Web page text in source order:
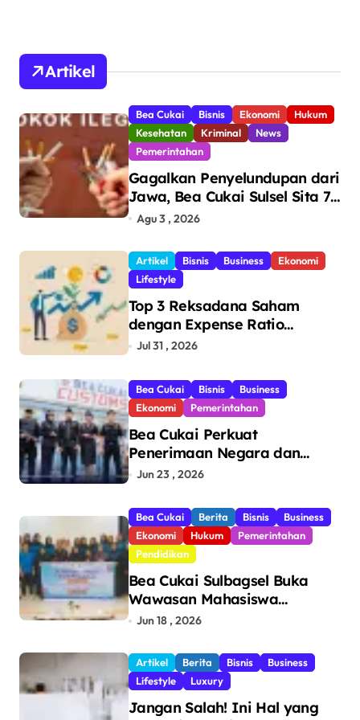
Artikel
Bea Cukai Bisnis Ekonomi
Hukum
Kesehatan
Kriminal
News
Pemerintahan
Gagalkan Penyelundupan dari
Jawa, Bea Cukai Sulsel Sita 7,8
Juta Batang Rokok Ilegal
Makassar
Agu 3 , 2026
Artikel Bisnis Business
Ekonomi
Lifestyle
Top 3 Reksadana Saham
dengan Expense Ratio
Terendah
Jul 31 , 2026
Bea Cukai Bisnis
Business
Ekonomi
Pemerintahan
Bea Cukai Perkuat
Penerimaan Negara dan
Pengawasan, Setor Rp123,8
Jun 23 , 2026
Bea Cukai Berita Bisnis
Business
Ekonomi
Hukum
Pemerintahan
Pendidikan
Bea Cukai Sulbagsel Buka
Wawasan Mahasiswa
Politeknik Bosowa tentang
dan Pencegahan Barang
Ilegal
Jun 18 , 2026
Artikel Berita Bisnis
Business
Lifestyle
Luxury
Jangan Salah! Ini Hal yang